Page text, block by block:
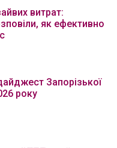
витрат:
як ефективно
Запорізької
року